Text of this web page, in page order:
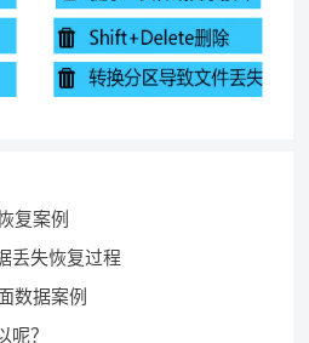
复案例
丢失恢复过程
数据案例
呢？